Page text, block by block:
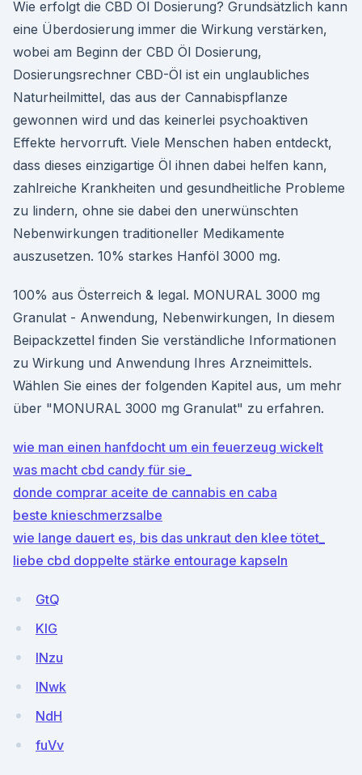
Wie erfolgt die CBD Öl Dosierung? Grundsätzlich kann
eine Überdosierung immer die Wirkung verstärken,
wobei am Beginn der CBD Öl Dosierung,
Dosierungsrechner CBD-Öl ist ein unglaubliches
Naturheilmittel, das aus der Cannabispflanze
gewonnen wird und das keinerlei psychoaktiven
Effekte hervorruft. Viele Menschen haben entdeckt,
dass dieses einzigartige Öl ihnen dabei helfen kann,
zahlreiche Krankheiten und gesundheitliche Probleme
zu lindern, ohne sie dabei den unerwünschten
Nebenwirkungen traditioneller Medikamente
auszusetzen. 10% starkes Hanföl 3000 mg.
100% aus Österreich & legal. MONURAL 3000 mg
Granulat - Anwendung, Nebenwirkungen, In diesem
Beipackzettel finden Sie verständliche Informationen
zu Wirkung und Anwendung Ihres Arzneimittels.
Wählen Sie eines der folgenden Kapitel aus, um mehr
über "MONURAL 3000 mg Granulat" zu erfahren.
wie man einen hanfdocht um ein feuerzeug wickelt
was macht cbd candy für sie_
donde comprar aceite de cannabis en caba
beste knieschmerzsalbe
wie lange dauert es, bis das unkraut den klee tötet_
liebe cbd doppelte stärke entourage kapseln
GtQ
KlG
lNzu
lNwk
NdH
fuVv